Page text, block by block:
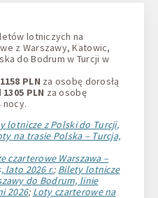
lotniczych na
z Warszawy, Katowic,
do Bodrum w Turcji w
1158 PLN za osobę dorosłą
1305 PLN za osobę
nocy.
lotnicze z Polski do Turcji,
na trasie Polska – Turcja,
czarterowe Warszawa –
lato 2026 r.; Bilety lotnicze
do Bodrum, linie
2026; Loty czarterowe na